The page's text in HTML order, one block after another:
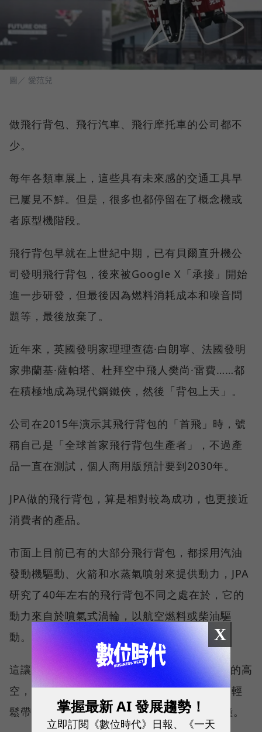
圖／ 愛范兒
做飛行背包、飛行汽車、飛行摩托車的公司都不
少。
每年各類車展上，這些具有未來感的交通工具早
已屢見不鮮。但是，很多也都停留在了概念機或
者原型機階段。
飛行背包早就在上世紀中期，已有貝爾直升機公
司發明飛行背包，後來被Google X「承接」開始
進一步研發，但最後因為燃料消耗成本和噪音問
題等，最後放棄了。
近年來，英國發明家理理查德·白朗寧、法國發明
家弗蘭基·薩帕塔、杜拜空中飛人樊尚·雷費……都
在積極地成為現代鋼鐵俠，然後「背包上天」。
公司在2015年演示其飛行背包的「首飛」時，號
稱自己是「全球首家飛行背包生產者」，不過產
品一直在測試，個人商用版預計要到2030年。
JPA做的飛行背包，算是相對較為成功，也更接近
消費者的產品。
市面上目前已有的大部分飛行背包，都採用汽油
發動機驅動、火箭和水蒸氣噴射來提供動力，JPA
研究了40年左右的飛行背包不同之處在於，它的
動力來自於噴氣式渦輪，以航空燃料或柴油驅
動。
這讓它可以飛到超過1萬英呎（約3048公尺）的高
空，同時它又小而輕便，可以塞進汽車車廂，輕
鬆帶出門，但它的飛行時間也因此只有10分鐘。
X
掌握最新 AI 發展趨勢！
立即訂閱《數位時代》日報、《一天